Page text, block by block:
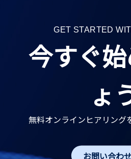
GET STARTED
今すぐ
ょ
無料オンラインヒアリング
お問い合わせ